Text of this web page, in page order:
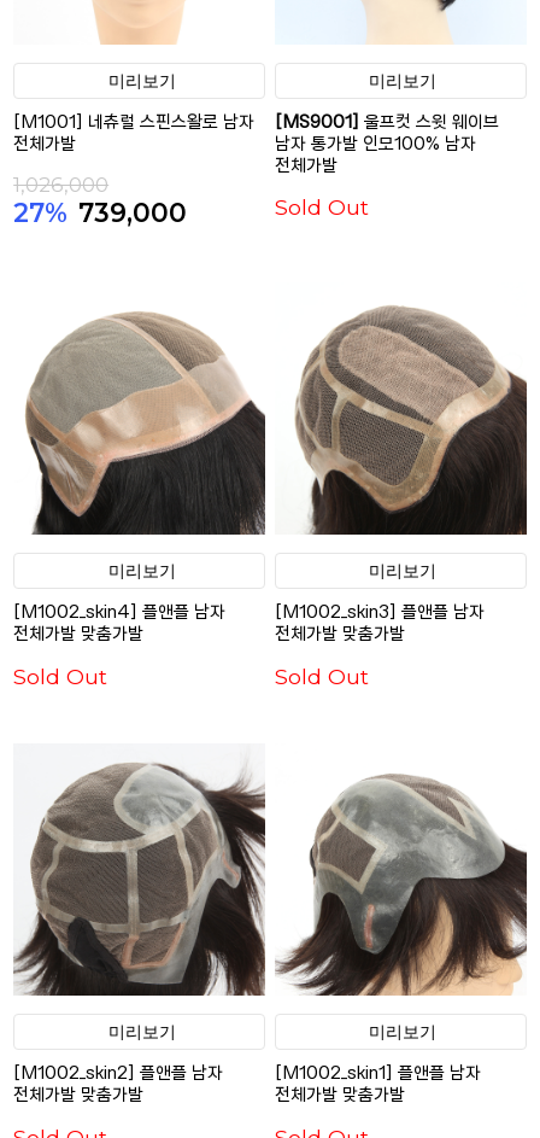
미리보기
[M1001] 네츄럴 스핀스왈로 남자
전체가발
1,026,000
27% 739,000
미리보기
[MS9001] 울프컷 스윗 웨이브
남자 통가발 인모100% 남자
전체가발
Sold Out
미리보기
[M1002_skin4] 플앤플 남자
전체가발 맞춤가발
Sold Out
미리보기
[M1002_skin3] 플앤플 남자
전체가발 맞춤가발
Sold Out
미리보기
[M1002_skin2] 플앤플 남자
전체가발 맞춤가발
미리보기
[M1002_skin1] 플앤플 남자
전체가발 맞춤가발